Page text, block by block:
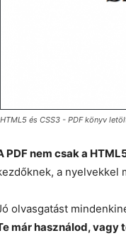
HTML5 és CSS3 - PDF könyv
PDF nem csak a
a nyelvekkel
olvasgatást
már használod, vagy